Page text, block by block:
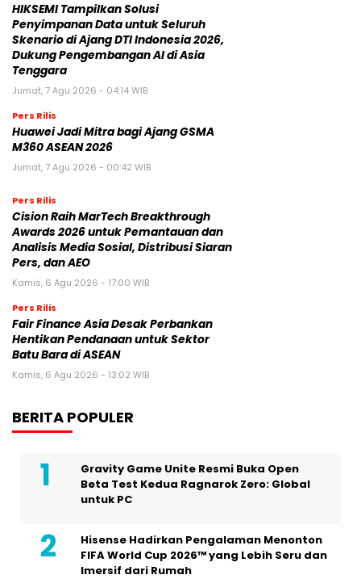
HIKSEMI Tampilkan Solusi
Penyimpanan Data untuk Seluruh
Skenario di Ajang DTI Indonesia 2026,
Dukung Pengembangan AI di Asia
Tenggara
Jumat, 7 Agu 2026 - 04:14 WIB
Pers Rilis
Huawei Jadi Mitra bagi Ajang GSMA
M360 ASEAN 2026
Jumat, 7 Agu 2026 - 00:42 WIB
Pers Rilis
Cision Raih MarTech Breakthrough
Awards 2026 untuk Pemantauan dan
Analisis Media Sosial, Distribusi Siaran
Pers, dan AEO
Kamis, 6 Agu 2026 - 17:00 WIB
Pers Rilis
Fair Finance Asia Desak Perbankan
Hentikan Pendanaan untuk Sektor
Batu Bara di ASEAN
Kamis, 6 Agu 2026 - 13:02 WIB
BERITA POPULER
Gravity Game Unite Resmi Buka Open
Beta Test Kedua Ragnarok Zero: Global
untuk PC
Hisense Hadirkan Pengalaman Menonton
FIFA World Cup 2026™ yang Lebih Seru dan
Imersif dari Rumah